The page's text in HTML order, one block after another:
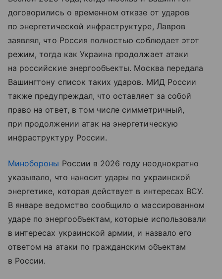
договорились о временном отказе от ударов
по энергетической инфраструктуре, Лавров
заявлял, что Россия полностью соблюдает этот
режим, тогда как Украина продолжает атаки
на российские энергообъекты. Москва передала
Вашингтону список таких ударов. МИД России
также предупреждал, что оставляет за собой
право на ответ, в том числе симметричный,
при продолжении атак на энергетическую
инфраструктуру России.
Минобороны России в 2026 году неоднократно
указывало, что наносит удары по украинской
энергетике, которая действует в интересах ВСУ.
В январе ведомство сообщило о массированном
ударе по энергообъектам, которые использовали
в интересах украинской армии, и назвало его
ответом на атаки по гражданским объектам
в России.